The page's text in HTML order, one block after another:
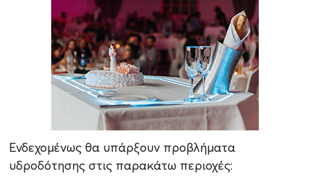
Ενδεχομένως θα υπάρξουν προβλήματα
υδροδότησης στις παρακάτω περιοχές: